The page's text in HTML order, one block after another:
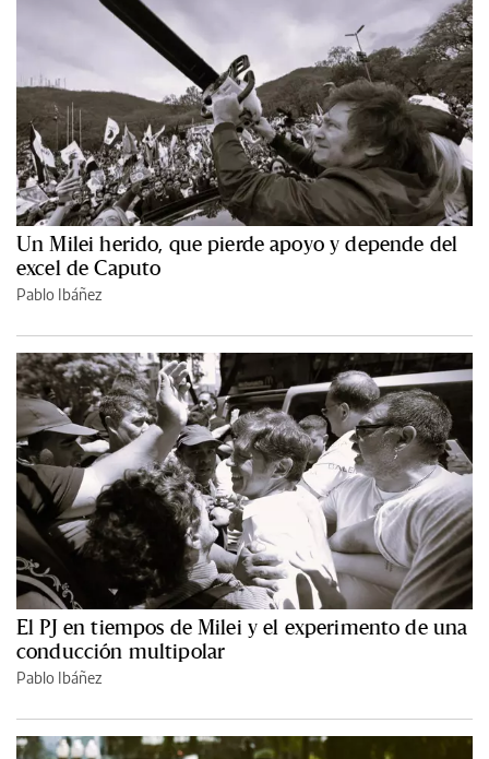
Un Milei herido, que pierde apoyo y depende del
excel de Caputo
Pablo Ibáñez
El PJ en tiempos de Milei y el experimento de una
conducción multipolar
Pablo Ibáñez